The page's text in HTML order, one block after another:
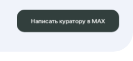
Написать куратору в MAX